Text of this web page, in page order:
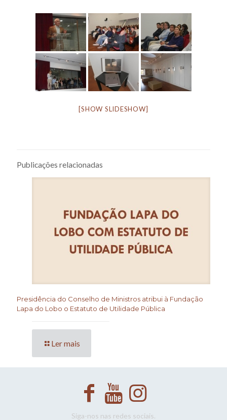
[SHOW SLIDESHOW]
Publicações relacionadas
Presidência do Conselho de Ministros atribui à Fundação
Lapa do Lobo o Estatuto de Utilidade Pública
Ler mais
Siga-nos nas redes sociais.